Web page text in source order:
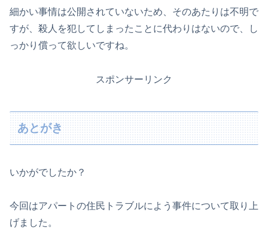
細かい事情は公開されていないため、そのあたりは不明で
すが、殺人を犯してしまったことに代わりはないので、し
っかり償って欲しいですね。
スポンサーリンク
あとがき
いかがでしたか？
今回はアパートの住民トラブルによう事件について取り上
げました。